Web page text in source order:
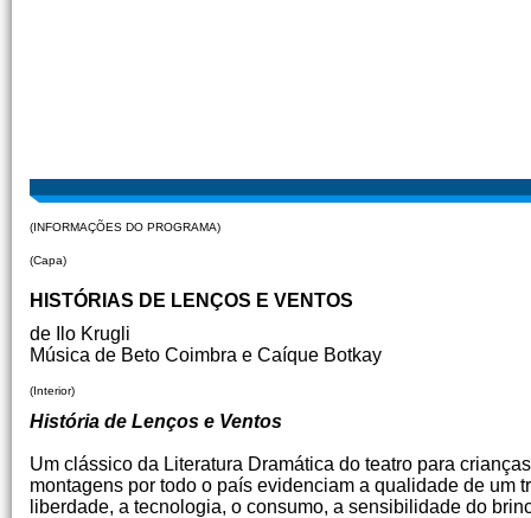
(INFORMAÇÕES DO PROGRAMA)
(Capa)
HISTÓRIAS DE LENÇOS E VENTOS
de Ilo Krugli
Música de Beto Coimbra e Caíque Botkay
(Interior)
História de Lenços e Ventos
Um clássico da Literatura Dramática do teatro para
montagens por todo o país evidenciam a qualidade de um
liberdade, a tecnologia, o consumo, a sensibilidade do